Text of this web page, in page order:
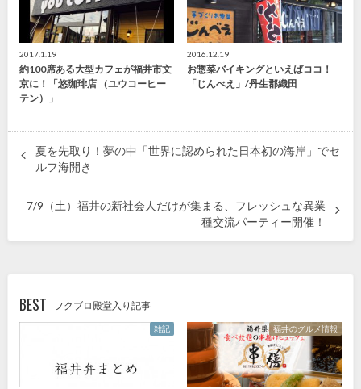
2017.1.19
約100席ある大型カフェが福井市文
京に！「悠珈琲店 （ユウコーヒー
テン）」
2016.12.19
お惣菜バイキングといえばココ！
「じんべえ」/丹生郡織田
夏を先取り！夢の中「世界に認められた日本初の海岸」でセ
ルフ海開き
7/9（土）福井の新社会人だけが集まる、フレッシュな異業
種交流パーティー開催！
BEST フクブロ殿堂入り記事
雑記 福井のグルメ情報